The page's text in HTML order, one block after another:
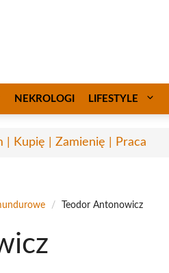
NEKROLOGI LIFESTYLE
| Kupię | Zamienię | Praca
/ Teodor Antonowicz